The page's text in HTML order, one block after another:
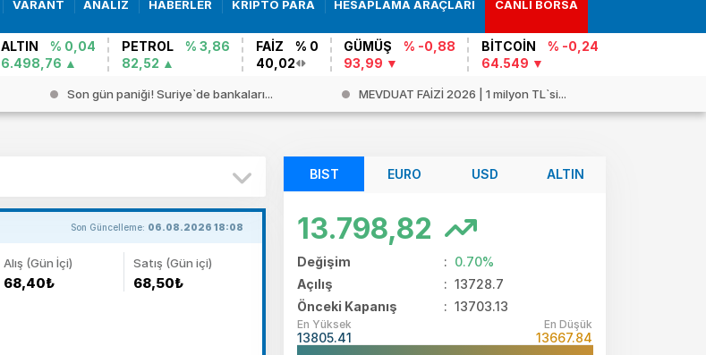
VARANT ANALİZ HABERLER KRİPTO PARA HESAPLAMA ARAÇLARI CANLI BORSA
ALTIN
% 0,04
6.498,76
PETROL
% 3,86
82,52
FAİZ
% 0
40,02
GÜMÜŞ
% -0,88
93,99
BİTCOİN
% -0,24
64.549
MEVDUAT FAİZİ 2026 | 1 milyon TL`si... Trump’ın 2028 seçimleri planı: “Ova...
Son Güncelleme: 06.08.2026 18:08
Alış (Gün İçi)
68,40₺
Satış (Gün içi)
68,50₺
BIST EURO USD ALTIN
13.798,82
Değişim : 0.70%
Açılış
: 13728.7
Önceki Kapanış
: 13703.13
En Yüksek
13805.41
En Düşük
13667.84